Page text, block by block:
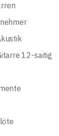
12-saitig